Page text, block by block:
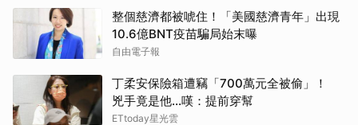
整個慈濟都被唬住！「美國慈濟青年」出現
10.6億BNT疫苗騙局始末曝
自由電子報
丁柔安保險箱遭竊「700萬元全被偷」！
兇手竟是他...嘆：提前穿幫
ETtoday星光雲